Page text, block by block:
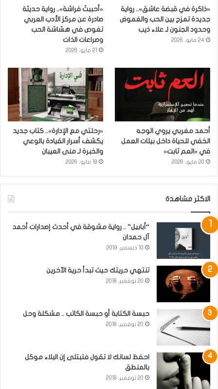
«ذاكرة في قبضة عاشق».. رواية
جديدة تمزج بين الحب والغموض
وحدود الجنون لـ علاء ذيب
24 مايو، 2026
«أحببتُ فراشة».. رواية حديثة
صادرة عن مركز الأدب العربي
تغوص في هشاشة الحب
وصراعات الذات
21 مايو، 2026
أحمد مغربي يروي الوجه
الخفي للحياة داخل بيئات العمل
في «العم ثابت»
20 مايو، 2026
«رحلتي مع الإدارة».. كتاب جديد
يكشف أسرار القيادة بالوعي
والخبرة لـ منى العيبان
19 مايو، 2026
الاكثر مشاهدة
“أبابيل” .. رواية مشوقة في أحدث إصدارات أحمد
آل حمدان
10 ديسمبر، 2019
تنتهي حريتك حيث تبدأ حرية الآخرين
20 نوفمبر، 2018
حبسة الكتابة أو حبسة الكاتب .. مشكلة وحل
20 نوفمبر، 2018
احفظ لسانك لا تقول فتبتلى إن البلاء موكل
بالمنطق
20 نوفمبر، 2018